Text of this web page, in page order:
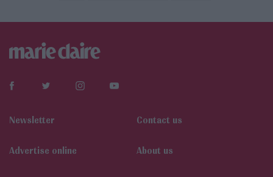
Newsletter Contact us
Αdvertise online About us